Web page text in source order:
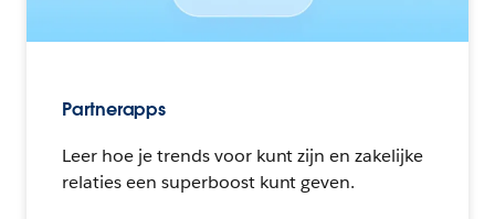
Partnerapps
Leer hoe je trends voor kunt zijn en zakelijke
relaties een superboost kunt geven.